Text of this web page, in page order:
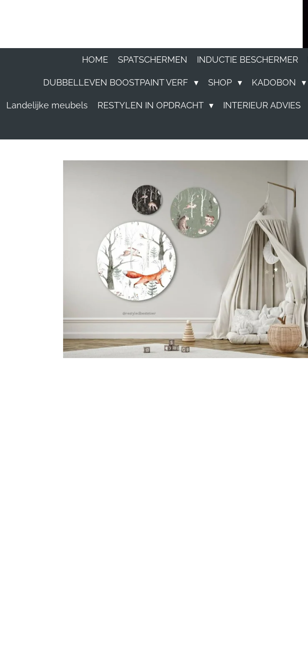
hoofdinhoud
HOME SPATSCHERMEN INDUCTIE BESCHERMER
DUBBELLEVEN BOOSTPAINT VERF SHOP KADOBON
Landelijke meubels RESTYLEN IN OPDRACHT INTERIEUR ADVIES